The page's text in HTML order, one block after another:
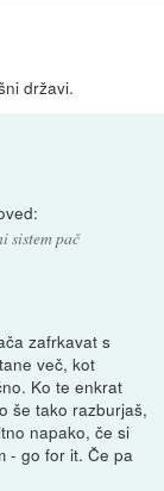
državi.
sistem pač
zafrkavat s
več, kot
Ko te enkrat
še tako razburjaš,
napako, če si
- go for it. Če pa